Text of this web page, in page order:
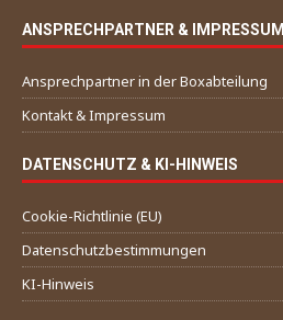
ANSPRECHPARTNER & IMPRESSUM
Ansprechpartner in der Boxabteilung
Kontakt & Impressum
DATENSCHUTZ & KI-HINWEIS
Cookie-Richtlinie (EU)
Datenschutzbestimmungen
KI-Hinweis